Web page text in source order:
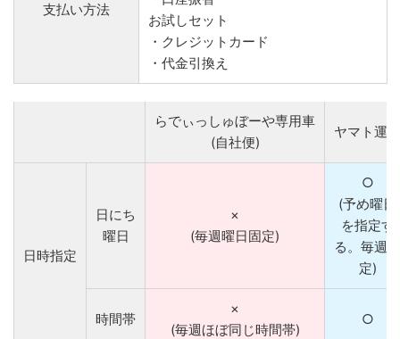
支払い方法
お試しセット
・クレジットカード
・代金引換え
らでぃっしゅぼーや専用車
(自社便)
ヤマト運輸
日時指定
日にち
曜日
×
(毎週曜日固定)
○
(予め曜日
を指定す
る。毎週固
定)
時間帯
×
(毎週ほぼ同じ時間帯)
○